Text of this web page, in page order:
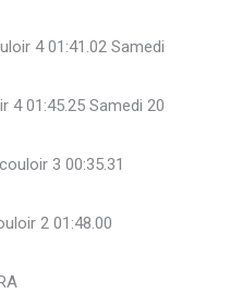
4 01:41.02 Samedi
4 01:45.25 Samedi 20
3 00:35.31
2 01:48.00